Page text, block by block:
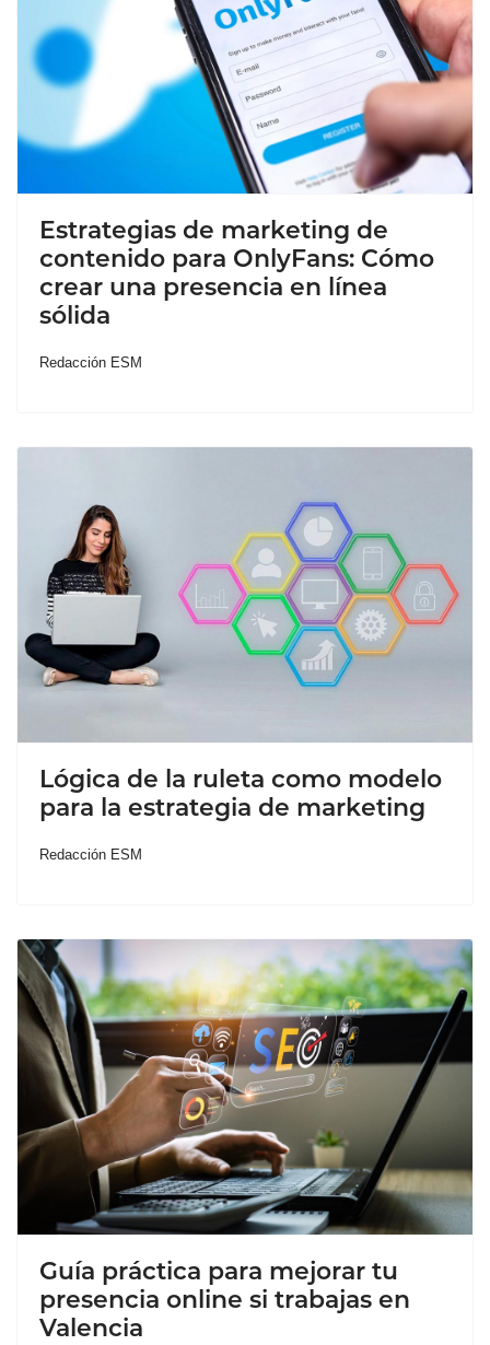
Estrategias de marketing de
contenido para OnlyFans: Cómo
crear una presencia en línea
sólida
Redacción ESM
Lógica de la ruleta como modelo
para la estrategia de marketing
Redacción ESM
Guía práctica para mejorar tu
presencia online si trabajas en
Valencia